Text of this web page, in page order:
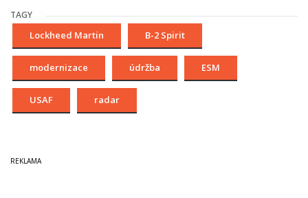
TAGY
Lockheed Martin B-2 Spirit
modernizace údržba ESM
USAF radar